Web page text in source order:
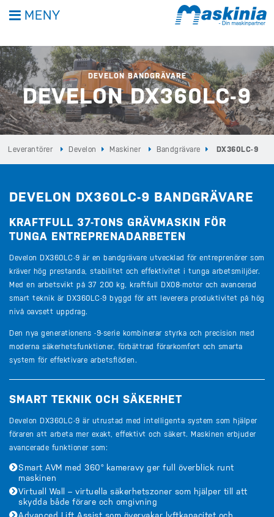
MENY
DEVELON BANDGRÄVARE
DEVELON DX360LC-9
Leverantörer Develon Maskiner Bandgrävare DX360LC-9
DEVELON DX360LC-9 BANDGRÄVARE
KRAFTFULL 37-TONS GRÄVMASKIN FÖR
TUNGA ENTREPRENADARBETEN
Develon DX360LC-9 är en bandgrävare utvecklad för entreprenörer som
kräver hög prestanda, stabilitet och effektivitet i tunga arbetsmiljöer.
Med en arbetsvikt på 37 200 kg, kraftfull DX08-motor och avancerad
smart teknik är DX360LC-9 byggd för att leverera produktivitet på hög
nivå oavsett uppdrag.
Den nya generationens -9-serie kombinerar styrka och precision med
moderna säkerhetsfunktioner, förbättrad förarkomfort och smarta
system för effektivare arbetsflöden.
SMART TEKNIK OCH SÄKERHET
Develon DX360LC-9 är utrustad med intelligenta system som hjälper
föraren att arbeta mer exakt, effektivt och säkert. Maskinen erbjuder
avancerade funktioner som:
Smart AVM med 360° kameravy ger full överblick runt
maskinen
Virtuall Wall – virtuella säkerhetszoner som hjälper till att
skydda både förare och omgivning